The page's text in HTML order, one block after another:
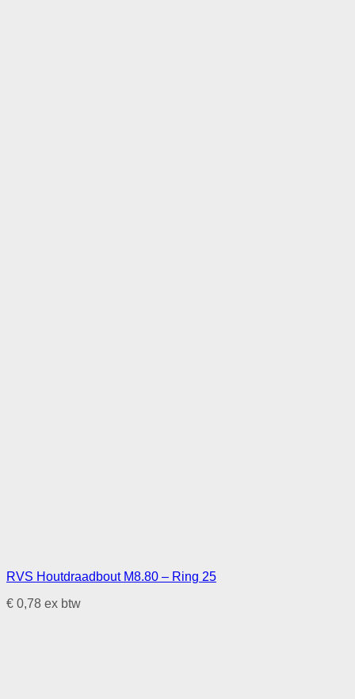
RVS Houtdraadbout M8.80 – Ring 25
€ 0,78 ex btw